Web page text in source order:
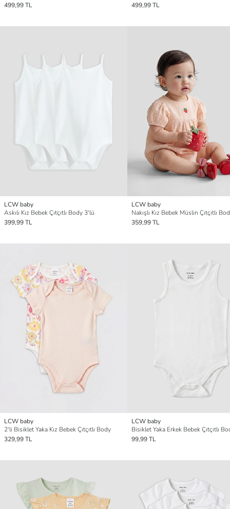
499,99 TL
499,99 TL
LCW baby
Askılı Kız Bebek Çıtçıtlı Body 3'lü
399,99 TL
LCW baby
Nakışlı Kız Bebek Müslin Çıtçıtlı
359,99 TL
LCW baby
2'li Bisiklet Yaka Kız Bebek Çıtçıtlı Body
329,99 TL
LCW baby
Bisiklet Yaka Erkek Bebek Çıtçıtlı
99,99 TL